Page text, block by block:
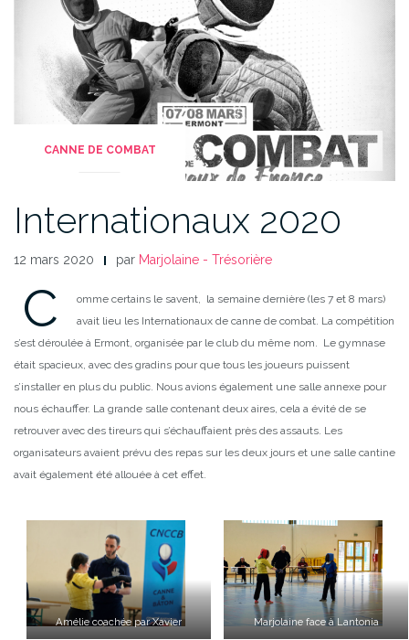
CANNE DE COMBAT
Internationaux 2020
12 mars 2020 par Marjolaine - Trésorière
C
omme certains le savent, la semaine dernière (les 7 et 8 mars)
avait lieu les Internationaux de canne de combat. La compétition
s’est déroulée à Ermont, organisée par le club du même nom. Le gymnase
était spacieux, avec des gradins pour que tous les joueurs puissent
s’installer en plus du public. Nous avions également une salle annexe pour
nous échauffer. La grande salle contenant deux aires, cela a évité de se
retrouver avec des tireurs qui s’échauffaient près des assauts. Les
organisateurs avaient prévu des repas sur les deux jours et une salle cantine
avait également été allouée à cet effet.
Amélie coachée par Xavier Marjolaine face à Lantonia